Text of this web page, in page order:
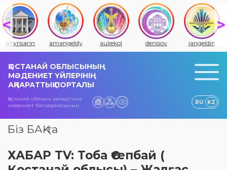
altynsarin amangeldy auliekol denisov jangeldin
ҚОСТАНАЙ ОБЛЫСЫНЫҢ
МӘДЕНИЕТ ҮЙЛЕРІНІҢ
АҚПАРАТТЫҚ ПОРТАЛЫ
Қостанай облысы әкімдігінің
мәдениет басқармасының
RU KZ
Біз БАҚ-та
ХАБАР TV: Тоба Өтепбай (